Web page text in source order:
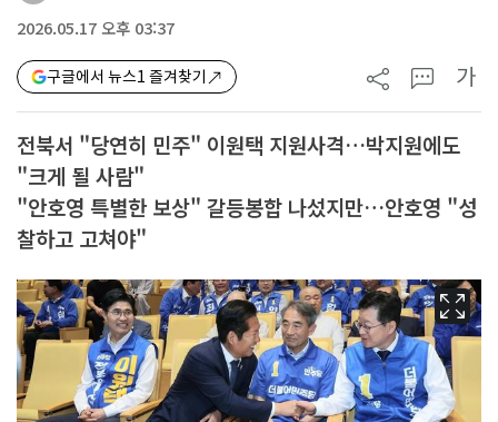
2026.05.17 오후 03:37
구글에서 뉴스1 즐겨찾기 가
전북서 "당연히 민주" 이원택 지원사격…박지원에도
"크게 될 사람"
"안호영 특별한 보상" 갈등봉합 나섰지만…안호영 "성
찰하고 고쳐야"